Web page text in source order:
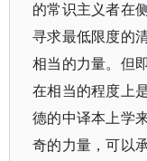
的常识主义者在
寻求最低限度的
相当的力量。但
在相当的程度上
德的中译本上学
奇的力量，可以